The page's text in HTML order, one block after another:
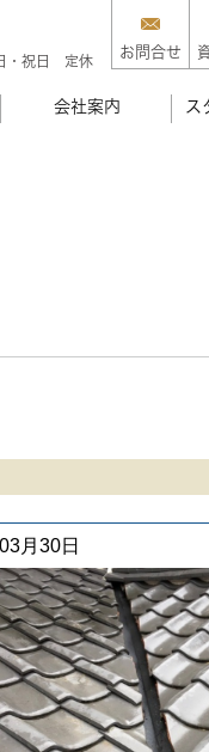
・祝日 定休
お問合せ
会社案内 ス
月30日